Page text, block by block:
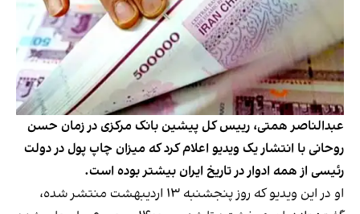
عبدالناصر همتی، رییس کل پیشین بانک مرکزی در زمان حسن
روحانی با انتشار یک ویدیو اعلام کرد که میزان چاپ پول در دولت
رئیسی از همه ادوار در تاریخ ایران بیشتر بوده است.
او در این ویدیو که روز پنجشنبه ۱۳ اردیبهشت منتشر شده،